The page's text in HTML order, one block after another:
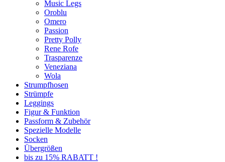
Music Legs
Oroblu
Omero
Passion
Pretty Polly
Rene Rofe
Trasparenze
Veneziana
Wola
Strumpfhosen
Strümpfe
Leggings
Figur & Funktion
Passform & Zubehör
Spezielle Modelle
Socken
Übergrößen
bis zu 15% RABATT !